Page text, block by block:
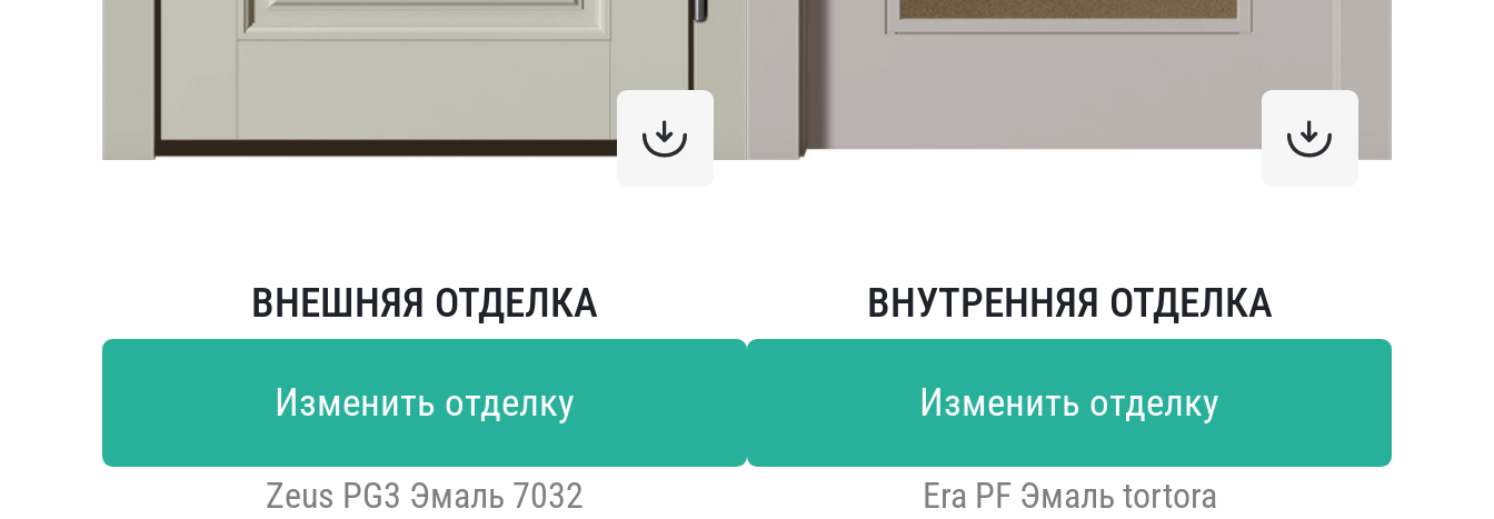
ВНЕШНЯЯ ОТДЕЛКА
Изменить отделку
Zeus PG3 Эмаль 7032
ВНУТРЕННЯЯ ОТДЕЛКА
Изменить отделку
Era PF Эмаль tortora